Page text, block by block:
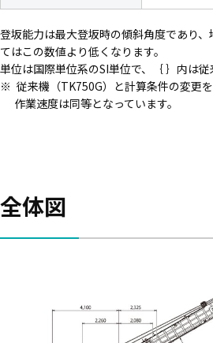
登坂能力は最大登坂時の傾斜角度であり
てはこの数値より低くなります。
単位は国際単位系のSI単位で、｛ ｝内は従
従来機（TK750G）と計算条件の変更
作業速度は同等となっています。
全体図